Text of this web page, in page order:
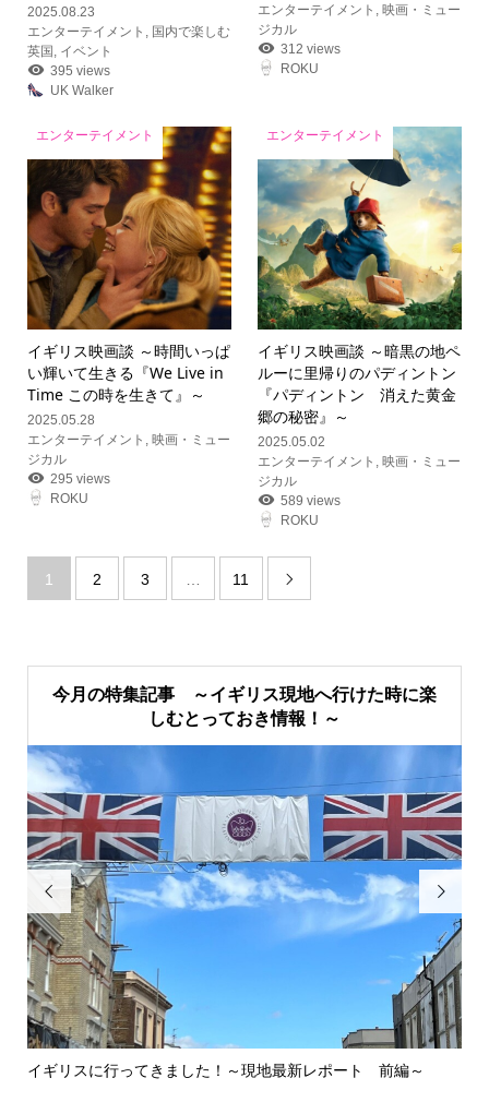
2025.08.23
エンターテイメント
国内で楽しむ
英国 イベント
395 views
UK Walker
エンターテイメント
,映画・ミュー
ジカル
312 views
ROKU
エンターテイメント
イギリス映画談 ～時間いっぱ
い輝いて生きる『We Live in
Time この時を生きて』～
2025.05.28
エンターテイメント , 映画・ミュー
ジカル
295 views
ROKU
エンターテイメント
イギリス映画談 ～暗黒の地ペ
ルーに里帰りのパディントン
『パディントン 消えた黄金
郷の秘密』～
2025.05.02
エンターテイメント , 映画・ミュー
ジカル
589 views
ROKU
1 2 3 … 11 
今月の特集記事 ～イギリス現地へ行けた時に楽
しむとっておき情報！～

イギリスに行ってきました！～現地最新レポート 前編～
